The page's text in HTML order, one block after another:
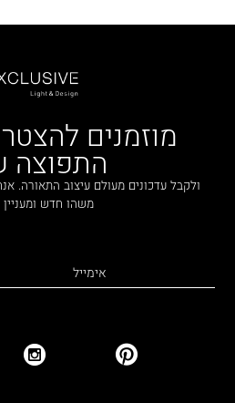
מוזמנים
התפוצה
ולקבל עדכונים מעולם עיצוב התאורה.
משהו חדש